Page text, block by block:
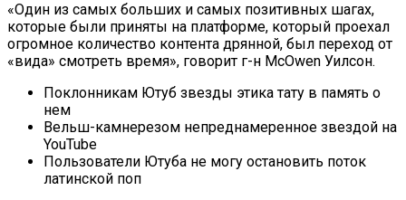
«Один из самых больших и самых позитивных шагах,
которые были приняты на платформе, который проехал
огромное количество контента дрянной, был переход от
«вида» смотреть время», говорит г-н McOwen Уилсон.
Поклонникам Ютуб звезды этика тату в память о
нем
Вельш-камнерезом непреднамеренное звездой на
YouTube
Пользователи Ютуба не могу остановить поток
латинской поп